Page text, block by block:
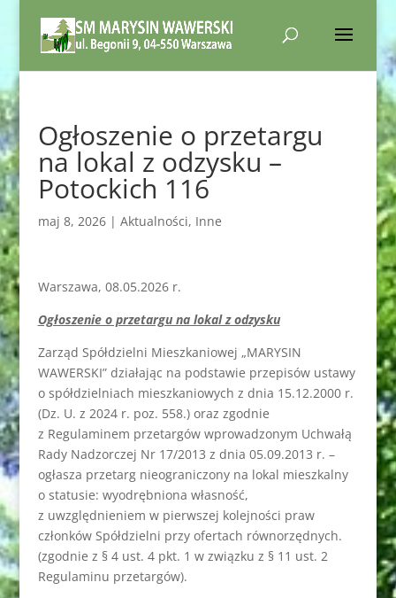
Ogłoszenie o przetargu
na lokal z odzysku –
Potockich 116
maj 8, 2026| Aktualności, Inne
Warszawa, 08.05.2026 r.
Ogłoszenie o przetargu na lokal z odzysku
Zarząd Spółdzielni Mieszkaniowej „MARYSIN
WAWERSKI” działając na podstawie przepisów ustawy
o spółdzielniach mieszkaniowych z dnia 15.12.2000 r.
(Dz. U. z 2024 r. poz. 558.) oraz zgodnie
z Regulaminem przetargów wprowadzonym Uchwałą
Rady Nadzorczej Nr 17/2013 z dnia 05.09.2013 r. –
ogłasza przetarg nieograniczony na lokal mieszkalny
o statusie: wyodrębniona własność,
z uwzględnieniem w pierwszej kolejności praw
członków Spółdzielni przy ofertach równorzędnych.
(zgodnie z § 4 ust. 4 pkt. 1 w związku z § 11 ust. 2
Regulaminu przetargów).